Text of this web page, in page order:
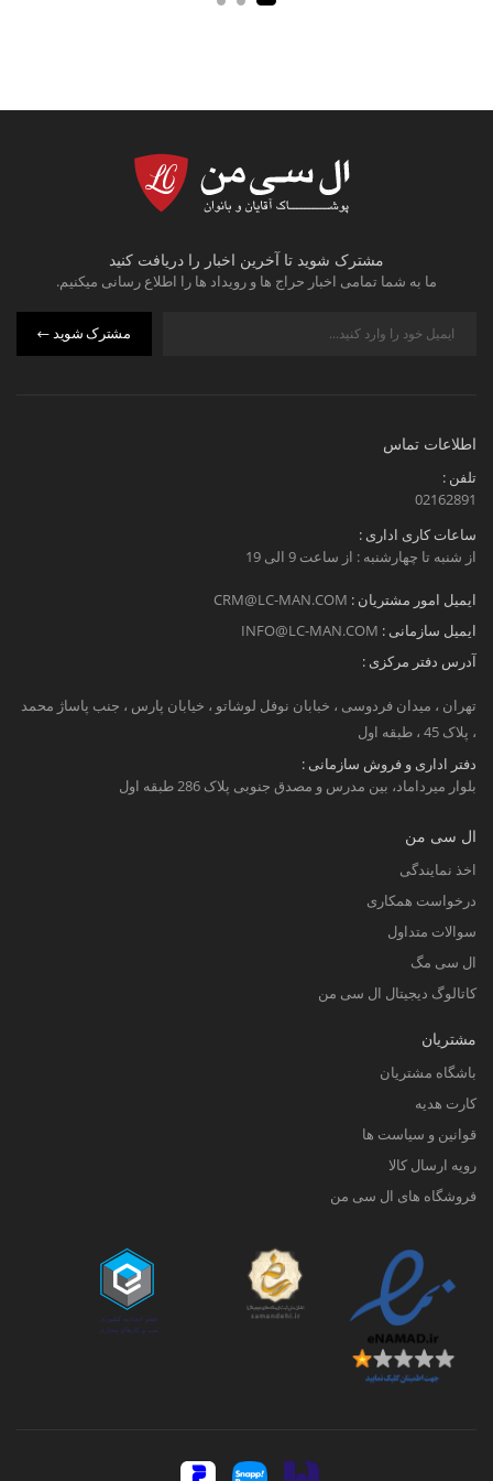
مشترک شوید تا آخرین اخبار را دریافت کنید
ما به شما تمامی اخبار حراج ها و رویداد ها را اطلاع رسانی میکنیم.
مشترک شوید
اطلاعات تماس
تلفن :
02162891
ساعات کاری اداری :
از شنبه تا چهارشنبه : از ساعت 9 الی 19
ایمیل امور مشتریان : CRM@LC-MAN.COM
ایمیل سازمانی : INFO@LC-MAN.COM
آدرس دفتر مرکزی :
تهران ، میدان فردوسی ، خبابان نوفل لوشاتو ، خیابان پارس ، جنب پاساژ محمد
، پلاک 45 ، طبقه اول
دفتر اداری و فروش سازمانی :
بلوار میرداماد، بین مدرس و مصدق جنوبی پلاک 286 طبقه اول
ال سی من
اخذ نمایندگی
درخواست همکاری
سوالات متداول
ال سی مگ
کاتالوگ دیجیتال ال سی من
مشتریان
باشگاه مشتریان
کارت هدیه
قوانین و سیاست ها
رویه ارسال کالا
فروشگاه های ال سی من